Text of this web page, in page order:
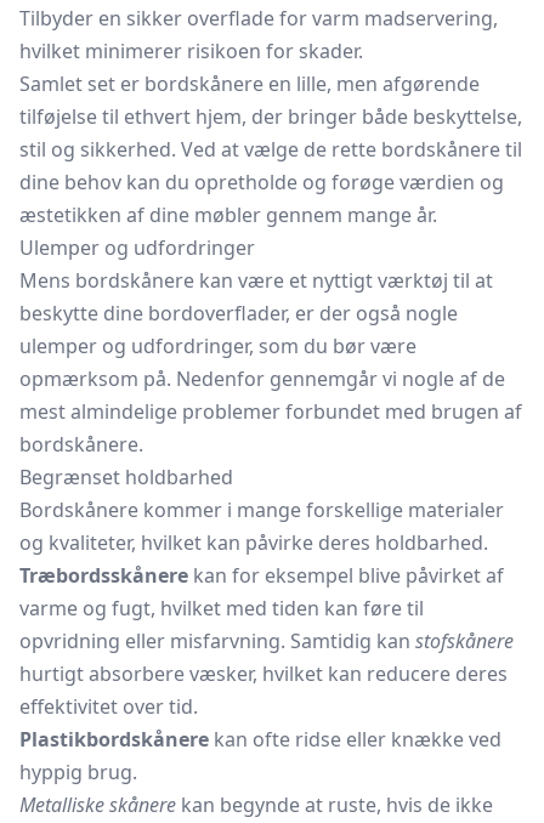
Tilbyder en sikker overflade for varm madservering,
hvilket minimerer risikoen for skader.
Samlet set er bordskånere en lille, men afgørende
tilføjelse til ethvert hjem, der bringer både beskyttelse,
stil og sikkerhed. Ved at vælge de rette bordskånere til
dine behov kan du opretholde og forøge værdien og
æstetikken af dine møbler gennem mange år.
Ulemper og udfordringer
Mens bordskånere kan være et nyttigt værktøj til at
beskytte dine bordoverflader, er der også nogle
ulemper og udfordringer, som du bør være
opmærksom på. Nedenfor gennemgår vi nogle af de
mest almindelige problemer forbundet med brugen af
bordskånere.
Begrænset holdbarhed
Bordskånere kommer i mange forskellige materialer
og kvaliteter, hvilket kan påvirke deres holdbarhed.
Træbordsskånere kan for eksempel blive påvirket af
varme og fugt, hvilket med tiden kan føre til
opvridning eller misfarvning. Samtidig kan stofskånere
hurtigt absorbere væsker, hvilket kan reducere deres
effektivitet over tid.
Plastikbordskånere kan ofte ridse eller knække ved
hyppig brug.
Metalliske skånere kan begynde at ruste, hvis de ikke